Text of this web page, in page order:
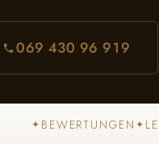
069 430 96 919
✦ BEWERTUNGEN ✦